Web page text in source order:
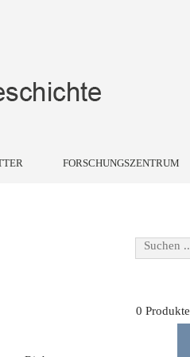
FORSCHUNGSZENTRUM
Suchen ...
0 Produkte